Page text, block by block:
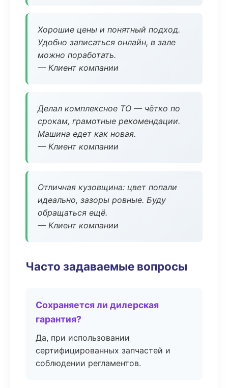
Хорошие цены и понятный подход.
Удобно записаться онлайн, в зале
можно поработать.
— Клиент компании
Делал комплексное ТО — чётко по
срокам, грамотные рекомендации.
Машина едет как новая.
— Клиент компании
Отличная кузовщина: цвет попали
идеально, зазоры ровные. Буду
обращаться ещё.
— Клиент компании
Часто задаваемые вопросы
Сохраняется ли дилерская
гарантия?
Да, при использовании
сертифицированных запчастей и
соблюдении регламентов.